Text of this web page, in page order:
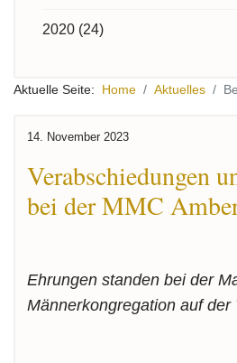
2020 (24)
Aktuelle Seite: Home Aktuelles
14. November 2023
Verabschiedungen
bei der MMC
Ehrungen standen bei der
Männerkongregation auf der